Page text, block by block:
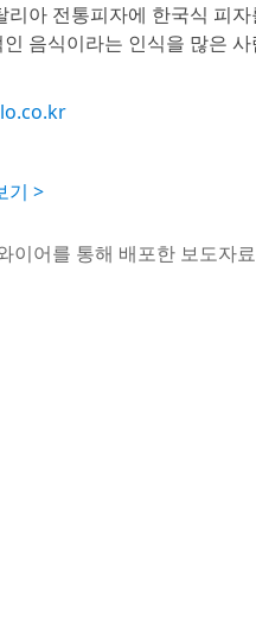
리아 전통피자에 한국식 피
음식이라는 인식을 많은
기 >
이어를 통해 배포한 보도자